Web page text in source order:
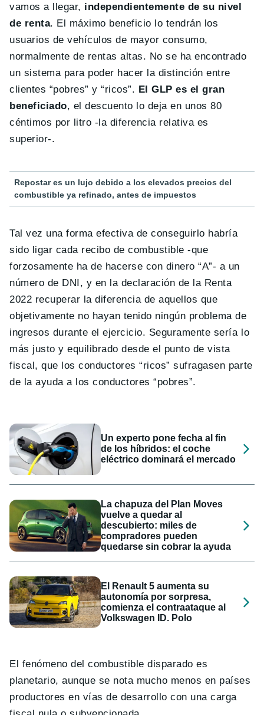
vamos a llegar, independientemente de su nivel
de renta. El máximo beneficio lo tendrán los
usuarios de vehículos de mayor consumo,
normalmente de rentas altas. No se ha encontrado
un sistema para poder hacer la distinción entre
clientes “pobres” y “ricos”. El GLP es el gran
beneficiado, el descuento lo deja en unos 80
céntimos por litro -la diferencia relativa es
superior-.
Repostar es un lujo debido a los elevados precios del
combustible ya refinado, antes de impuestos
Tal vez una forma efectiva de conseguirlo habría
sido ligar cada recibo de combustible -que
forzosamente ha de hacerse con dinero “A”- a un
número de DNI, y en la declaración de la Renta
2022 recuperar la diferencia de aquellos que
objetivamente no hayan tenido ningún problema de
ingresos durante el ejercicio. Seguramente sería lo
más justo y equilibrado desde el punto de vista
fiscal, que los conductores “ricos” sufragasen parte
de la ayuda a los conductores “pobres”.
Un experto pone fecha al fin
de los híbridos: el coche
eléctrico dominará el mercado
La chapuza del Plan Moves
vuelve a quedar al
descubierto: miles de
compradores pueden
quedarse sin cobrar la ayuda
El Renault 5 aumenta su
autonomía por sorpresa,
comienza el contraataque al
Volkswagen ID. Polo
El fenómeno del combustible disparado es
planetario, aunque se nota mucho menos en países
productores en vías de desarrollo con una carga